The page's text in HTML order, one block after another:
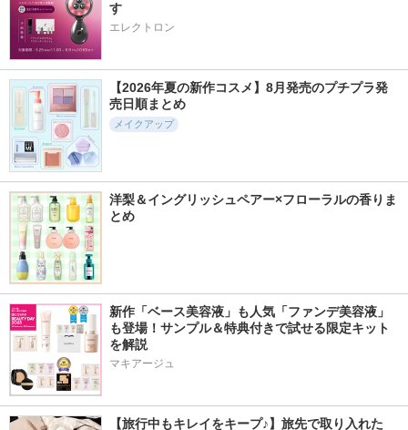
す
エレクトロン
【2026年夏の新作コスメ】8月発売のプチプラ発
売日順まとめ
メイクアップ
洋梨＆イングリッシュペアー×フローラルの香りま
とめ
新作「ベース美容液」も人気「ファンデ美容液」
も登場！サンプル＆特典付きで試せる限定キット
を解説
マキアージュ
【旅行中もキレイをキープ♪】旅先で取り入れた